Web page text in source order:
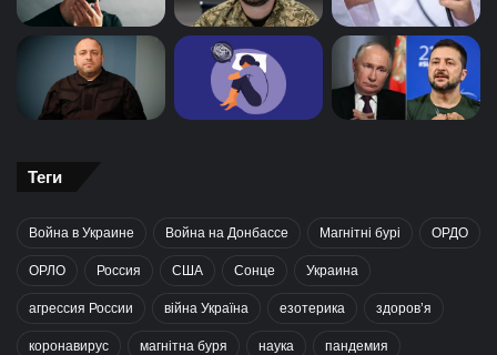
Теги
Война в Украине Война на Донбассе Магнітні бурі ОРДО
ОРЛО Россия США Сонце Украина
агрессия России війна Україна езотерика здоров’я
коронавирус магнітна буря наука пандемия